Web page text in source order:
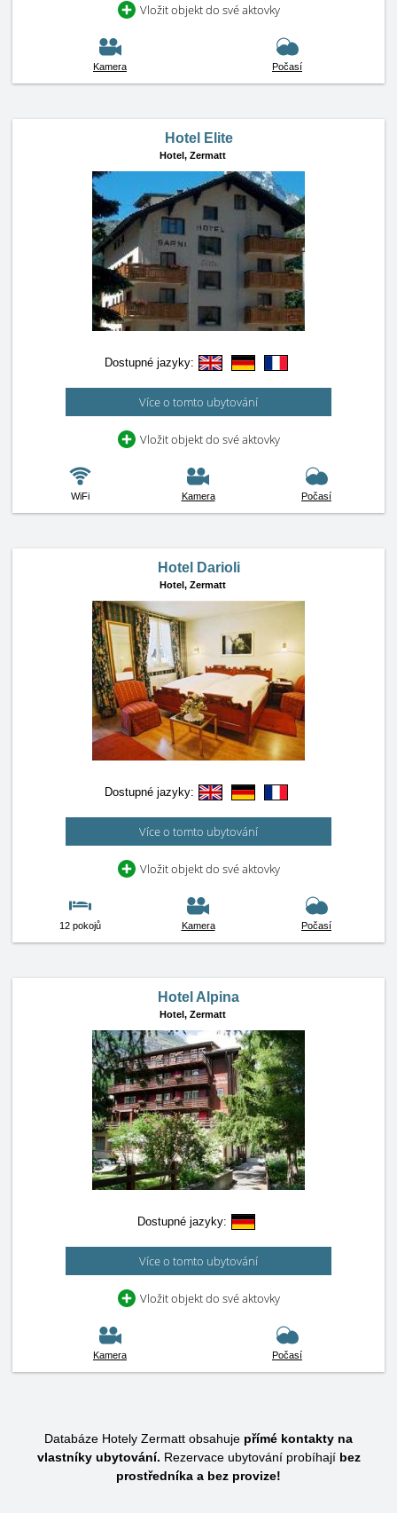
Vložit objekt do své aktovky
Kamera Počasí
Hotel Elite
Hotel, Zermatt
Dostupné jazyky:
Více o tomto ubytování
Vložit objekt do své aktovky
WiFi Kamera Počasí
Hotel Darioli
Hotel, Zermatt
Dostupné jazyky:
Více o tomto ubytování
Vložit objekt do své aktovky
12 pokojů Kamera Počasí
Hotel Alpina
Hotel, Zermatt
Dostupné jazyky:
Více o tomto ubytování
Vložit objekt do své aktovky
Kamera Počasí
Databáze Hotely Zermatt obsahuje přímé kontakty na
vlastníky ubytování. Rezervace ubytování probíhají bez
prostředníka a bez provize!